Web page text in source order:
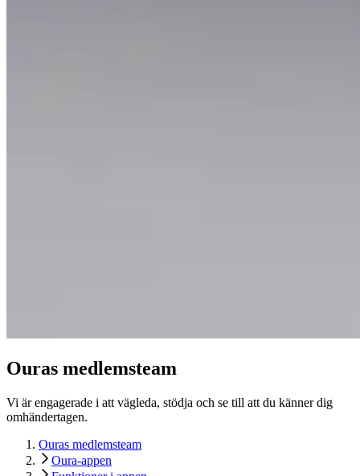
Ouras medlemsteam
Vi är engagerade i att vägleda, stödja och se till att du känner dig
omhändertagen.
Ouras medlemsteam
Oura-appen